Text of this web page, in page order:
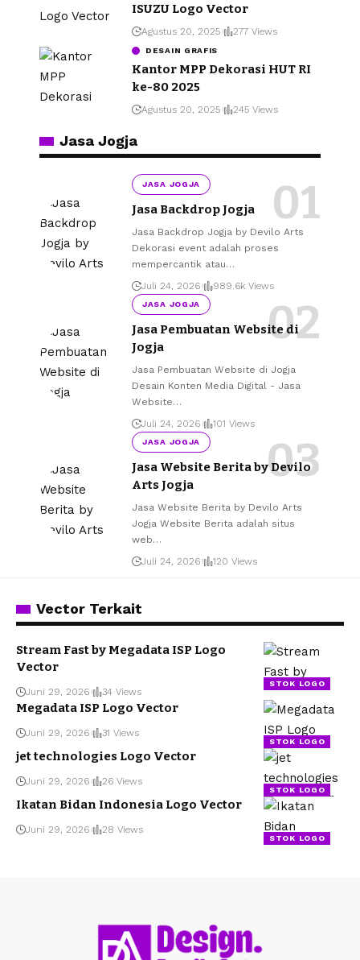
ISUZU Logo Vector
Agustus 20, 2025 277 Views
DESAIN GRAFIS
Kantor MPP Dekorasi HUT RI
ke-80 2025
Agustus 20, 2025 245 Views
Jasa Jogja
JASA JOGJA
Jasa Backdrop Jogja
Jasa Backdrop Jogja by Devilo Arts
Dekorasi event adalah proses
mempercantik atau…
Juli 24, 2026
989.6k Views
JASA JOGJA
Jasa Pembuatan Website di
Jogja
Jasa Pembuatan Website di Jogja
Desain Konten Media Digital - Jasa
Website…
Juli 24, 2026
101 Views
JASA JOGJA
Jasa Website Berita by Devilo
Arts Jogja
Jasa Website Berita by Devilo Arts
Jogja Website Berita adalah situs
web…
Juli 24, 2026
120 Views
Vector Terkait
STOK LOGO
Stream Fast by Megadata ISP Logo
Vector
Juni 29, 2026 34 Views
STOK LOGO
Megadata ISP Logo Vector
Juni 29, 2026 31 Views
STOK LOGO
jet technologies Logo Vector
Juni 29, 2026 26 Views
STOK LOGO
Ikatan Bidan Indonesia Logo Vector
Juni 29, 2026 28 Views